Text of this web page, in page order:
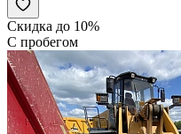
Скидка до 10%
С пробегом